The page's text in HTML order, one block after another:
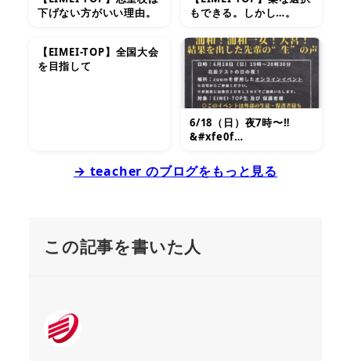
下げない方がいい理由。
もできる。しかし…。
【EIMEI-TOP】全国大会
を目指して
6/18（日）夜7時〜‼
&#xfe0f…
→ teacher のブログをもっと見る
この記事を書いた人